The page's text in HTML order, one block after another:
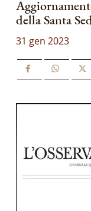
della Santa
31 gen 2023